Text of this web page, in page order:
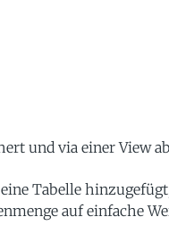
und via einer View
Tabelle
auf einfache